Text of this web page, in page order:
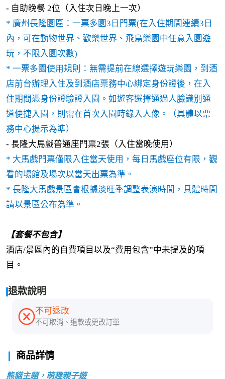
- 自助晚餐 2位（入住次日晚上一次）
* 廣州長隆園區：一票多園3日門票(在入住期間連續3日
內，可在動物世界、歡樂世界、飛鳥樂園中任意入園遊
玩，不限入園次數)
* 一票多園使用規則：無需提前在線選擇遊玩樂園，到酒
店前台辦理入住及到酒店票務中心綁定身份證後，在入
住期間憑身份證驗證入園。如遊客選擇通過人臉識別通
道便捷入園，則需在首次入園時錄入人像。（具體以票
務中心提示為準）
- 長隆大馬戲普通座門票2張（入住當晚使用）
* 大馬戲門票僅限入住當天使用，每日馬戲座位有限，觀
看的場館及場次以當天出票為準。
* 長隆大馬戲景區會根據淡旺季調整表演時間，具體時間
請以景區公布為準。
【套餐不包含】
酒店/景區內的自費項目以及“費用包含”中未提及的項
目。
退款說明
不可退改
不可取消、退款或更改訂單
商品詳情
熊貓主題，萌趣親子遊